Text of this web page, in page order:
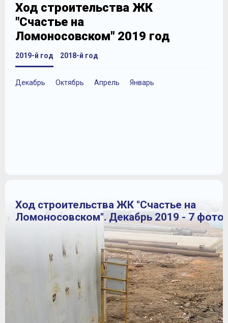
Ход строительства ЖК
"Счастье на
Ломоносовском" 2019 год
2019-й год
Декабрь Октябрь Апрель Январь
2018-й год
Ход строительства ЖК "Счастье на
Ломоносовском". Декабрь 2019 - 7